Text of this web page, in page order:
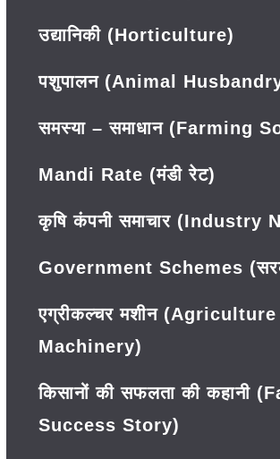
उद्यानिकी (Horticulture)
पशुपालन (Animal
समस्या – समाधान (Farming
Mandi Rate (मंडी रेट)
कृषि कंपनी समाचार (Industry
Government Schemes
एग्रीकल्चर मशीन (Agriculture
Machinery)
किसानों की सफलता की कहानी
Success Story)